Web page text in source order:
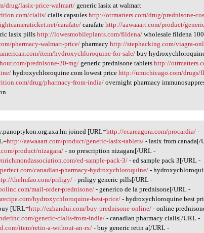
drug/lasix-price-walmart/ generic lasix at walmart
cialis/cialis capsuleshttp://otrmatters.com/drug/prednisone-
carafate/carafatehttp://aawaaart.com/product/
lasix pillshttp://lowesmobileplants.com/fildena/ wholesale fildena
pharmacy-walmart-price/pharmacyhttp://stephacking.com/viagra-
item/hydroxychloroquine-for-sale/buy
prednisone-20-mg/ generic prednisone tabletshttp://
hydroxychloroquine.com lowest pricehttp://umichicago.com/drugs/
drug/pharmacy-from-india/ overnight pharmacy
joined [URL=http://ecareagora.com/procardia/ -
http://aawaaart.com/product/generic-lasix-tablets/ - lasix from canada[/
product/nizagara/- no prescription nizagara[/URL -
ed-sample-pack-3/- ed sample pack 3[/URL -
canadian-pharmacy-hydroxychloroquine/ -
thelmfao.com/priligy/ - priligy generic pills[/URL -
mail-order-prednisone/ - generico de la prednisone[/URL -
hydroxychloroquine-best-price/- hydroxychloroquine best
[URL=http://ezhandui.com/buy-prednisone-online/ - online
generic-cialis-from-india/- canadian pharmacy cialis[/URL -
item/retin-a-without-an-rx/ - buy generic retin a[/URL -